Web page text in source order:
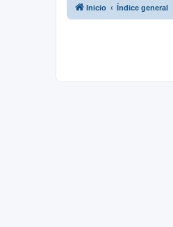
Inicio Índice general